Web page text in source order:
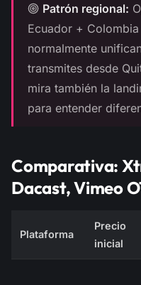
Patrón regional:
Ecuador +
normalmente
transmites desde
mira también la
para entender
Comparativa:
Dacast, Vimeo
Plataforma
Precio
inicial